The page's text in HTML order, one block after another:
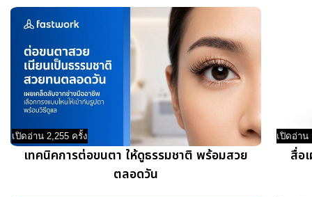
เปิดอ่าน 2,255 ครั้ง
เทคนิคการต่อขนตา ให้ดูธรรมชาติ พร้อมสวย
ตลอดวัน
เปิดอ่าน
สื่อ